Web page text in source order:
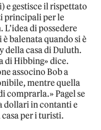
e gestisce il rispettato
principali per le
di possedere
è balenata quando si è
della casa di Duluth.
di Hibbing» dice.
associno Bob a
mentre quella
comprarla.» Pagel se
dollari in contanti e
per i turisti.